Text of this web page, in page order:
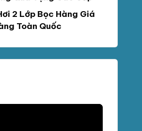
2 Lớp Bọc Hàng Giá
Toàn Quốc